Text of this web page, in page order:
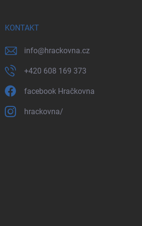
KONTAKT
info@hrackovna.cz
+420 608 169 373
facebook Hračkovna
hrackovna/